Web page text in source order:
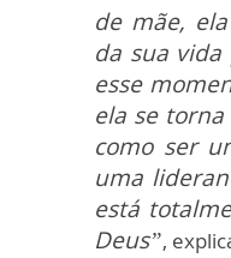
de mãe,
da sua
esse
ela se
como ser
uma
está
Deus”,